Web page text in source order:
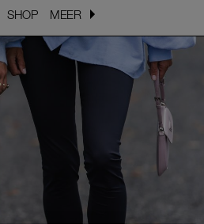
SHOP
SHOP MEER
MEER